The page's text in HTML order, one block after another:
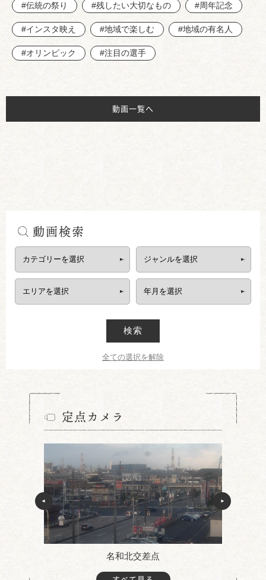
#伝統の祭り #残したい大切なもの #周年記念
#インスタ映え #地域で楽しむ #地域の有名人
#オリンピック #注目の選手
動画一覧へ
動画検索
検索
全ての選択を解除
定点カメラ
名和北交差点